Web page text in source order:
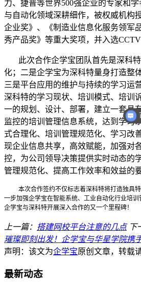
力、捷普等世界500强企业的专家和
与自动化领域深耕细作，被权威机构
企业奖》、《制造业信息化服务领军
秀产品奖》等重大奖项，并入选CCTV
此次合作企学宝团队首先是深科
化；二是企学宝为深科特量身打造整
三是平台应用的维护与持续的学习运
深科特的学习现状、培训模式、培训
一的规划、设计、部署，建立一套具
监控的培训管理信息系统，达到学习
式合理化、培训管理规范化、学习改
现企业信息共享，高效赋能，加强对
控，为公司领导决策提供实时动态的
管理规范化、提高工作效率和效益的要
本次合作签约不仅标志着深科特将打造独具
一步加强企学宝在智能系统、工业自动化行业培
企学宝与深科特开展深入合作的又一个里程碑！
上一篇： 搭建网校平台注意的几点 下
璀璨即刻出发！企学宝与华星学院携
声明：该文为企学宝原创文章，转载
最新动态